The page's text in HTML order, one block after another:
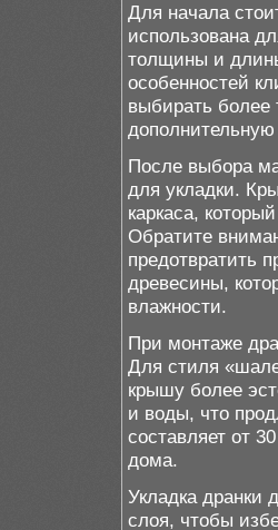
Для начала
использована
толщины и
особенностей
выбирать более
После выбора
для укладки.
каркаса,
Обратите
предотвратить
древесины,
влажности.
При монтаже
Для стиля
крышу более
и воды, что
составляет от
дома.
Укладка дранки
слоя, чтобы